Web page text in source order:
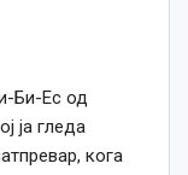
Би-Ес од
ја гледа
кога